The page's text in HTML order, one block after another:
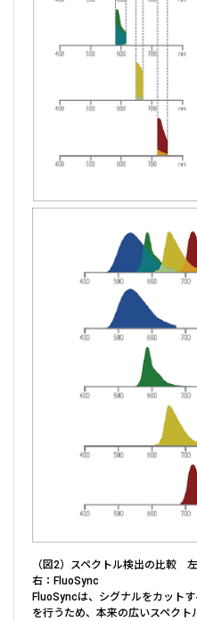
（図2）スペクトル検出の比較
右：FluoSync
FluoSyncは、シグナルをカット
を行うため、本来の広いスペク